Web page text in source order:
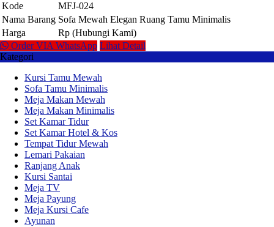
Kode
MFJ-024
Nama Barang Sofa Mewah Elegan Ruang Tamu Minimalis
Harga
Rp (Hubungi Kami)
Order VIA WhatsApp Lihat Detail
Kategori
Kursi Tamu Mewah
Sofa Tamu Minimalis
Meja Makan Mewah
Meja Makan Minimalis
Set Kamar Tidur
Set Kamar Hotel & Kos
Tempat Tidur Mewah
Lemari Pakaian
Ranjang Anak
Kursi Santai
Meja TV
Meja Payung
Meja Kursi Cafe
Ayunan